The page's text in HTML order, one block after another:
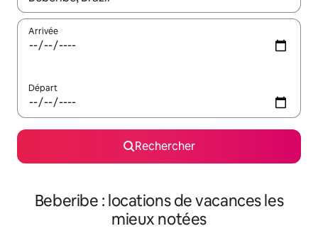
Arrivée
Départ
Rechercher
Beberibe : locations de vacances les
mieux notées